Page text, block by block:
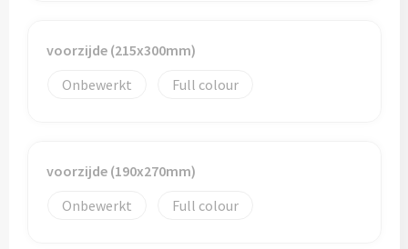
Mokken & kopjes
voorzijde (215x300mm)
Onbewerkt
Full colour
voorzijde (190x270mm)
Onbewerkt
Full colour